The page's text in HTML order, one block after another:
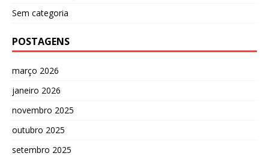
Sem categoria
POSTAGENS
março 2026
janeiro 2026
novembro 2025
outubro 2025
setembro 2025